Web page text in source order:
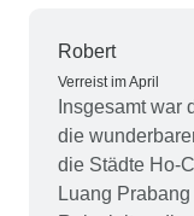
Robert
Verreist im April
Insgesamt war
die
die Städte Ho-
Luang